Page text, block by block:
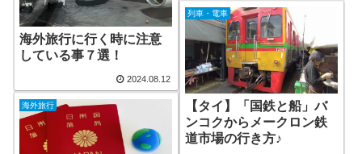
海外旅行に行く時に注意
している事７選！
2024.08.12
列車・電車
【タイ】「国鉄と船」バ
ンコクからメークロン鉄
道市場の行き方♪
海外旅行